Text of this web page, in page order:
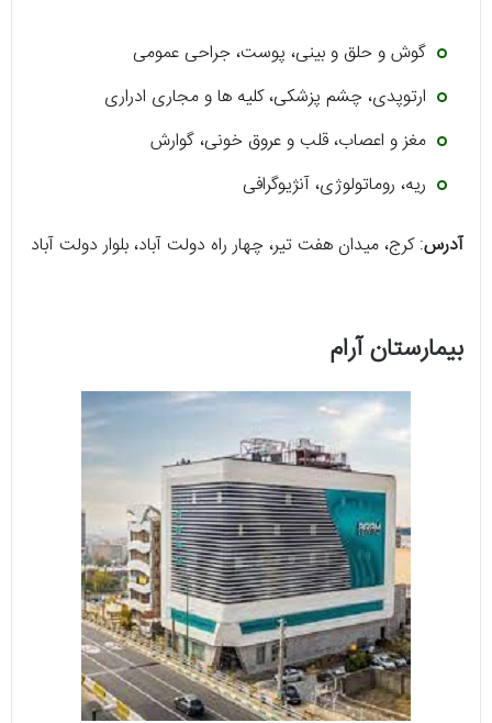
گوش و حلق و بینی، پوست، جراحی عمومی
ارتوپدی، چشم پزشکی، کلیه ها و مجاری ادراری
مغز و اعصاب، قلب و عروق خونی، گوارش
ریه، روماتولوژی، آنژیوگرافی
آدرس: کرج، میدان هفت تیر، چهار راه دولت آباد، بلوار دولت آباد
بیمارستان آرام